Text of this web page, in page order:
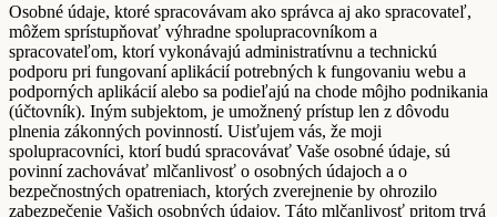
Osobné údaje, ktoré spracovávam ako správca aj ako spracovateľ,
môžem sprístupňovať výhradne spolupracovníkom a
spracovateľom, ktorí vykonávajú administratívnu a technickú
podporu pri fungovaní aplikácií potrebných k fungovaniu webu a
podporných aplikácií alebo sa podieľajú na chode môjho podnikania
(účtovník). Iným subjektom, je umožnený prístup len z dôvodu
plnenia zákonných povinností. Uisťujem vás, že moji
spolupracovníci, ktorí budú spracovávať Vaše osobné údaje, sú
povinní zachovávať mlčanlivosť o osobných údajoch a o
bezpečnostných opatreniach, ktorých zverejnenie by ohrozilo
zabezpečenie Vašich osobných údajov. Táto mlčanlivosť pritom trvá